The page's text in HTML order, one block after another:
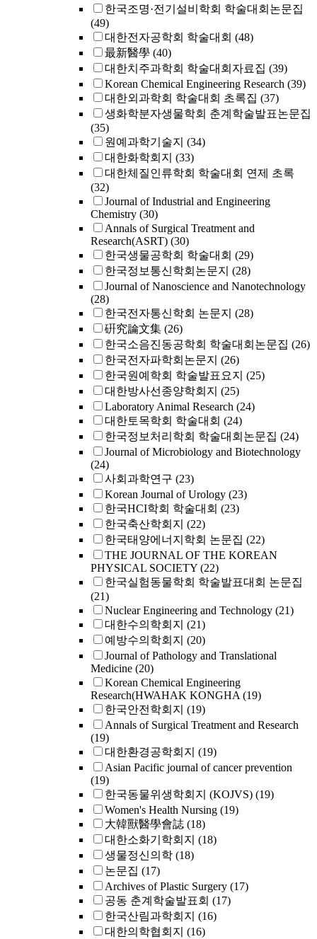
한국조명·전기설비학회 학술대회논문집
(49)
대한전자공학회 학술대회 (48)
最新醫學 (40)
대한치주과학회 학술대회자료집 (39)
Korean Chemical Engineering Research (39)
대한외과학회 학술대회 초록집 (37)
생화학분자생물학회 춘계학술발표논문집
(35)
원예과학기술지 (34)
대한화학회지 (33)
대한체질인류학회 학술대회 연제 초록
(32)
Journal of Industrial and Engineering
Chemistry (30)
Annals of Surgical Treatment and
Research(ASRT) (30)
한국생물공학회 학술대회 (29)
한국정보통신학회논문지 (28)
Journal of Nanoscience and Nanotechnology
(28)
한국전자통신학회 논문지 (28)
硏究論文集 (26)
한국소음진동공학회 학술대회논문집 (26)
한국전자파학회논문지 (26)
한국원예학회 학술발표요지 (25)
대한방사선종양학회지 (25)
Laboratory Animal Research (24)
대한토목학회 학술대회 (24)
한국정보처리학회 학술대회논문집 (24)
Journal of Microbiology and Biotechnology
(24)
사회과학연구 (23)
Korean Journal of Urology (23)
한국HCI학회 학술대회 (23)
한국축산학회지 (22)
한국태양에너지학회 논문집 (22)
THE JOURNAL OF THE KOREAN
PHYSICAL SOCIETY (22)
한국실험동물학회 학술발표대회 논문집
(21)
Nuclear Engineering and Technology (21)
대한수의학회지 (21)
예방수의학회지 (20)
Journal of Pathology and Translational
Medicine (20)
Korean Chemical Engineering
Research(HWAHAK KONGHA (19)
한국안전학회지 (19)
Annals of Surgical Treatment and Research
(19)
대한환경공학회지 (19)
Asian Pacific journal of cancer prevention
(19)
한국동물위생학회지 (KOJVS) (19)
Women's Health Nursing (19)
大韓獸醫學會誌 (18)
대한소화기학회지 (18)
생물정신의학 (18)
논문집 (17)
Archives of Plastic Surgery (17)
공동 춘계학술발표회 (17)
한국산림과학회지 (16)
대한의학협회지 (16)